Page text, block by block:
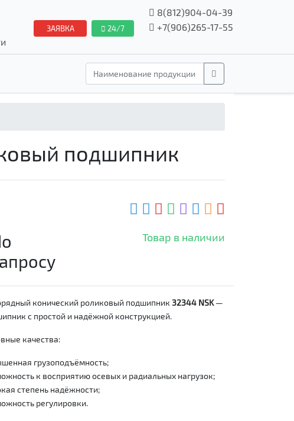
ЗАЯВКА 24/7
8(812)904-04-39
+7(906)265-17-55
подшипник
Товар в наличии
конический роликовый подшипник 32344 NSK—
с простой и надёжной конструкцией.
качества:
грузоподъёмность;
к восприятию осевых и радиальных нагрузок;
степень надёжности;
регулировки.